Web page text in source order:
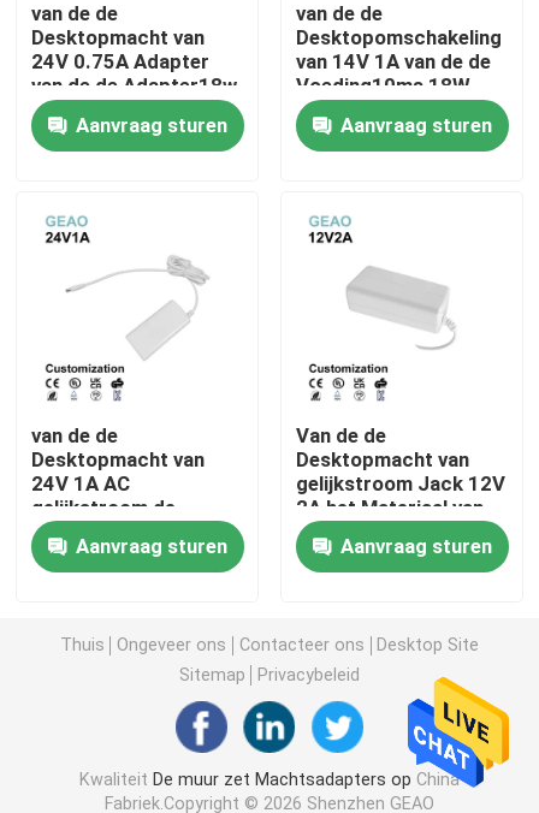
Neem contact met ons op
Verzoek om een Citaat
De Adapter van de Desktopmacht
Verwisselbare Machtsadapter
De Lader van de Usbmuur
De muur zet Voeding op
Geschakelde voeding
wisselstroomadapter
van de de
Desktopmacht van
24V 0.75A Adapter
van de de Adapter18w
de Universele Ac
Gelijkstroom Macht
Aanvraag sturen
van de de
Desktopomschakeling
van 14V 1A van de de
Voeding10ms 18W
Macht de
Convertoradapter
Aanvraag sturen
van de de
Desktopmacht van
24V 1A AC
gelijkstroom de
Adapterlevering 5Volt
6V 9V 12V 15V 16V
Aanvraag sturen
Van de de
Desktopmacht van
gelijkstroom Jack 12V
2A het Materiaal van
de de Adapterverdeler
ABS+PCAanvraag sturen
Thuis Ongeveer ons Contacteer ons
Desktop Site
Sitemap
Privacybeleid
Kwaliteit De muur zet Machtsadapters op China
Fabriek.Copyright © 2026 Shenzhen GEAO